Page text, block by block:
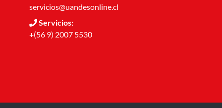
servicios@uandesonline.cl
Servicios:
+(56 9) 2007 5530